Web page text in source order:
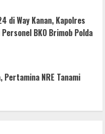
di Way Kanan, Kapolres
BKO Brimob Polda
Pertamina NRE Tanami